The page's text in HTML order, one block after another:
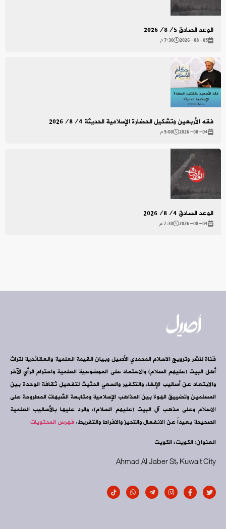
الوعد الصادق 2026/8/5
2026-08-05 7:30 م
فقه الأربعين وتشكيل الحضارة الإسلامية الحديثة 2026/8/4
2026-08-04 9:00 م
الوعد الصادق 2026/8/4
2026-08-04 7:30 م
قناة لنشر وترويج الاسلام المحمدي الأصيل وبيان القيمة العلمية والعقائدية لتراث
أهل البيت (عليهم السلام) والاعتماد على الموضوعية العلمية واحترام الرأي الآخر
والابتعاد عن أساليب الإلغاء والتكفير والسعي الحثيث لتفعيل ثقافة الوحدة بين
المسلمين وتضييق الهوة بين المذاهب الإسلامية ومتابعة الشبهات المطروحة على
الاسلام وعلى مذهب آل البيت (عليهم السلام)، والرد عليها بالأساليب العلمية
الصحيحة بعيداً عن الانفعال والتحيز والافراط والتفريط.فهرس المحتويات
العنوان: الكويت، الكويت
Ahmad Al Jaber St, Kuwait City